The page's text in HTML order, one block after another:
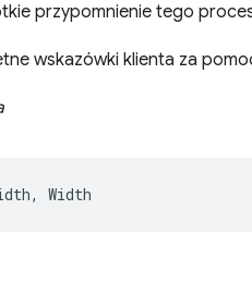
przypomnienie tego
wskazówki klienta za